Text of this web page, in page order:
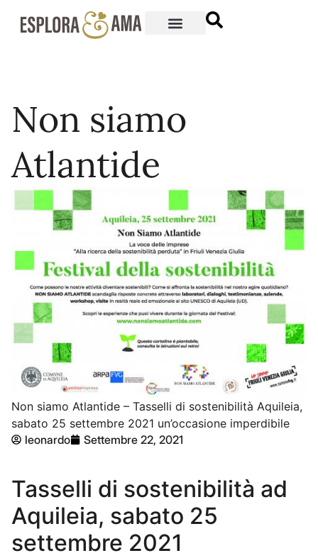
Non siamo
Atlantide
Non siamo Atlantide – Tasselli di sostenibilità Aquileia,
sabato 25 settembre 2021 un’occasione imperdibile
leonardo
Settembre 22, 2021
Tasselli di sostenibilità ad
Aquileia, sabato 25
settembre 2021